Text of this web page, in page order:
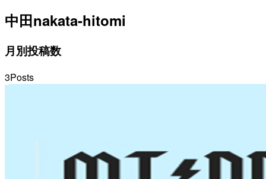
中田nakata-hitomi
月別投稿数
3Posts